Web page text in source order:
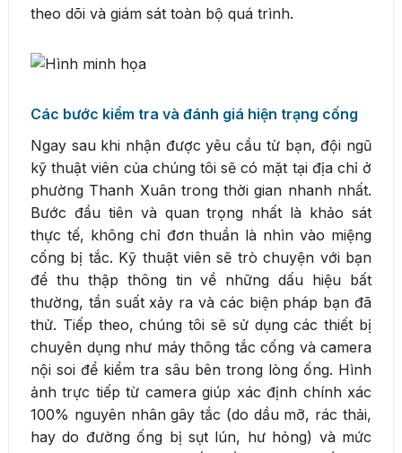
theo dõi và giám sát toàn bộ quá trình.
Các bước kiểm tra và đánh giá hiện trạng cống
Ngay sau khi nhận được yêu cầu từ bạn, đội ngũ
kỹ thuật viên của chúng tôi sẽ có mặt tại địa chỉ ở
phường Thanh Xuân trong thời gian nhanh nhất.
Bước đầu tiên và quan trọng nhất là khảo sát
thực tế, không chỉ đơn thuần là nhìn vào miệng
cống bị tắc. Kỹ thuật viên sẽ trò chuyện với bạn
để thu thập thông tin về những dấu hiệu bất
thường, tần suất xảy ra và các biện pháp bạn đã
thử. Tiếp theo, chúng tôi sẽ sử dụng các thiết bị
chuyên dụng như máy thông tắc cống và camera
nội soi để kiểm tra sâu bên trong lòng ống. Hình
ảnh trực tiếp từ camera giúp xác định chính xác
100% nguyên nhân gây tắc (do dầu mỡ, rác thải,
hay do đường ống bị sụt lún, hư hỏng) và mức